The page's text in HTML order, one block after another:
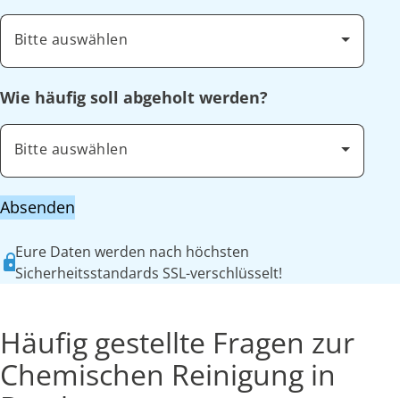
Bitte auswählen
Wie häufig soll abgeholt werden?
Bitte auswählen
Absenden
Eure Daten werden nach höchsten
Sicherheitsstandards SSL-verschlüsselt!
Häufig gestellte Fragen zur
Chemischen Reinigung in